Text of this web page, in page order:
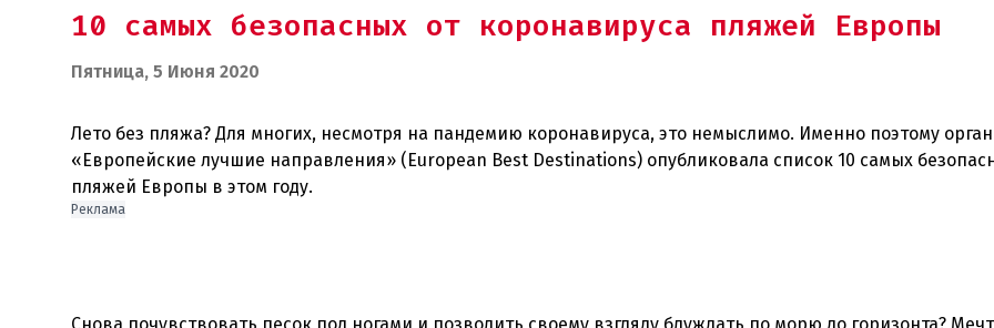
10 самых безопасных от коронавируса пляжей Европы
Пятница, 5 Июня 2020
Лето без пляжа? Для многих, несмотря на пандемию коронавируса, это немыслимо. Именно поэтому
«Европейские лучшие направления» (European Best Destinations) опубликовала список 10 самых
Реклама